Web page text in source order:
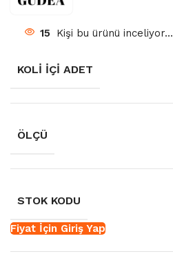
15 Kişi bu ürünü inceliyor...
KOLI İÇI ADET
ÖLÇÜ
STOK KODU
Fiyat İçin Giriş Yap